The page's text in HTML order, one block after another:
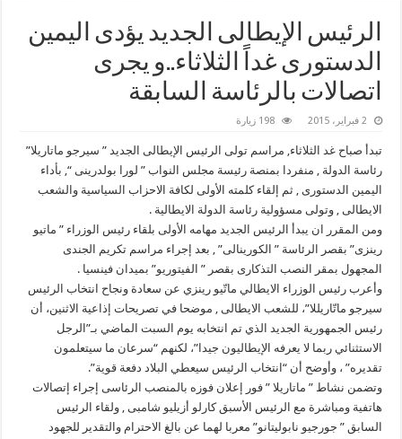
الرئيس الإيطالى الجديد يؤدى اليمين
الدستورى غداً الثلاثاء..و يجرى
اتصالات بالرئاسة السابقة
2 فبراير، 2015 198 زيارة
تبدأ صباح غد الثلاثاء, مراسم تولى الرئيس الإيطالى الجديد ” سيرجو ماتاريلا”
رئاسة الدولة , منفردا بمنصة رئيسة مجلس النواب ” لورا بولدرينى “, بأداء
اليمين الدستورى , ثم إلقاء كلمته الأولى لكافة الاحزاب السياسية والشعب
الايطالى , وتولى مسؤولية رئاسة الدولة الايطالية .
ومن المقرر ان يبدأ الرئيس الجديد مهامه الأولى بلقاء رئيس الوزراء ” ماتيو
رينزى” بقصر الرئاسة ” الكورينالى” , بعد إجراء مراسم تكريم الجندى
المجهول بمقر النصب التذكارى بقصر ” الفيتوريو” بميدان فينسيا .
وأعرب رئيس الوزراء الايطالي ماتّيو رينزي عن سعادة ونجاح انتخاب الرئيس
سيرجو ماتّاريللا”، للشعب الايطالى , موضحا في تصريحات إذاعية الاثنين، أن
رئيس الجمهورية الجديد الذي تم انتخابه يوم السبت الماضي بـ”الرجل
الاستثنائي ربما لا يعرفه الإيطاليون جيدا”، لكنهم “سرعان ما سيتعلمون
تقديره” ، وأوضح أن “انتخاب الرئيس سيعطي البلاد دفعة قوية”.
وتضمن نشاط ” ماتاريلا ” فور إعلان فوزه بالمنصب الرئاسى إجراء إتصالات
هاتفية ومباشرة مع الرئيس الأسبق كارلو أزيليو شامبى , ولقاء الرئيس
السابق ” جورجيو نابوليتانو” معربا لهما عن بالغ الاحترام والتقدير للجهود